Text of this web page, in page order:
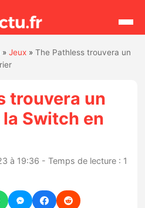
»Jeux »The Pathless trouvera un
trouvera un
Switch en
à 19:36 - Temps de lecture : 1